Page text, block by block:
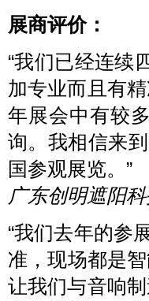
展商评价：
“我们已经连续
加专业而且有
年展会中有较
询。我相信来
国参观展览。”
广东创明遮阳
“我们去年的参
准，现场都是
让我们与音响